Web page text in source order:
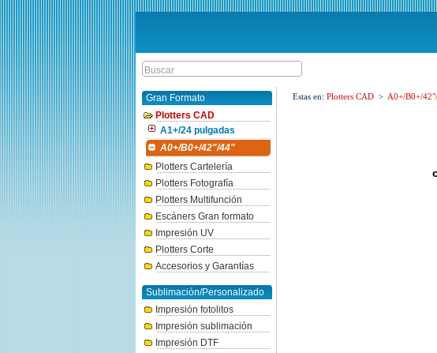
Gran Formato
Plotters CAD
A1+/24 pulgadas
A0+/B0+/42"/44"
Plotters Cartelería
Plotters Fotografía
Plotters Multifunción
Escáners Gran formato
Impresión UV
Plotters Corte
Accesorios y Garantías
Sublimación/Personalizado
Impresión fotolitos
Impresión sublimación
Impresión DTF
Estas en: Plotters CAD > A0+/B0+/